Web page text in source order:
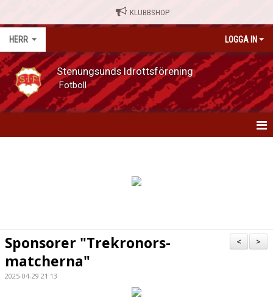
KLUBBSHOP
HERR LOGGA IN
Stenungsunds Idrottsförening
Fotboll
SERIETABELL
TRUPPEN
>
<
Sponsorer "Trekronors-
matcherna"
2025-04-29 21:13